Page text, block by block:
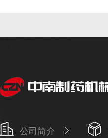
公司简介